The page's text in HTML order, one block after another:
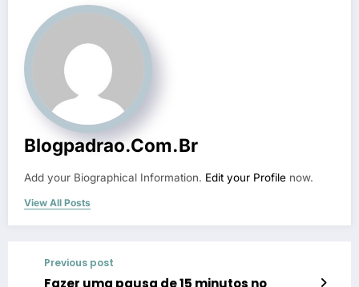
Blogpadrao.com.br
Add your Biographical Information. Edit your Profile now.
View All Posts
Previous post
Fazer uma pausa de 15 minutos no